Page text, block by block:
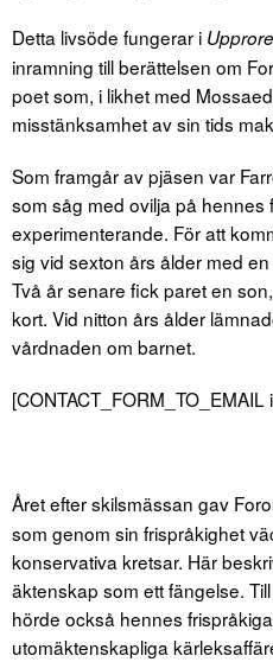
Detta livsöde fungerar i
inramning till berättelsen om
poet som, i likhet med
misstänksamhet av sin tids
Som framgår av pjäsen var
som såg med ovilja på hennes
experimenterande. För att
sig vid sexton års ålder med
Två år senare fick paret en
kort. Vid nitton års ålder
vårdnaden om barnet.
[CONTACT_FORM_TO_EMAIL
Året efter skilsmässan gav
som genom sin frispråkighet
konservativa kretsar. Här
äktenskap som ett fängelse.
hörde också hennes
utomäktenskapliga